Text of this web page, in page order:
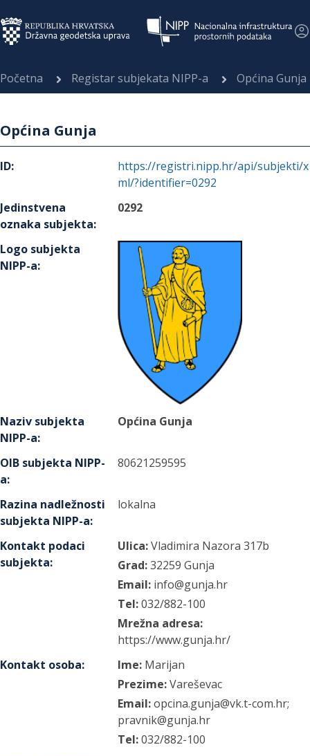
Početna Registar subjekata NIPP-a Općina Gunja
Općina Gunja
ID:
https://registri.nipp.hr/api/subjekti/x
ml/?identifier=0292
Jedinstvena
oznaka subjekta:
0292
Logo subjekta
NIPP-a:
Naziv subjekta
NIPP-a:
Općina Gunja
OIB subjekta NIPP-
a:
80621259595
Razina nadležnosti
subjekta NIPP-a:
lokalna
Kontakt podaci
subjekta:
Ulica:Vladimira Nazora 317b
Grad:32259 Gunja
Email: info@gunja.hr
Tel:032/882-100
Mrežna adresa:
https://www.gunja.hr/
Kontakt osoba: Ime: Marijan
Prezime:Vareševac
Email:opcina.gunja@vk.t-com.hr;
pravnik@gunja.hr
Tel:032/882-100